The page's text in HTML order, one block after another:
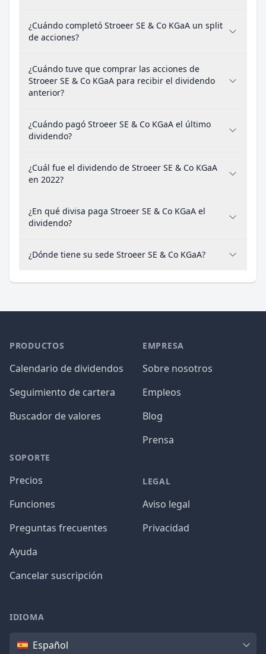
¿Cuándo completó Stroeer SE & Co KGaA un split
de acciones?
¿Cuándo tuve que comprar las acciones de
Stroeer SE & Co KGaA para recibir el dividendo
anterior?
¿Cuándo pagó Stroeer SE & Co KGaA el último
dividendo?
¿Cuál fue el dividendo de Stroeer SE & Co KGaA
en 2022?
¿En qué divisa paga Stroeer SE & Co KGaA el
dividendo?
¿Dónde tiene su sede Stroeer SE & Co KGaA?
PRODUCTOS
Calendario de dividendos
Seguimiento de cartera
Buscador de valores
SOPORTE
Precios
Funciones
Preguntas frecuentes
Ayuda
Cancelar suscripción
EMPRESA
Sobre nosotros
Empleos
Blog
Prensa
LEGAL
Aviso legal
Privacidad
IDIOMA
IdiomaEspañol